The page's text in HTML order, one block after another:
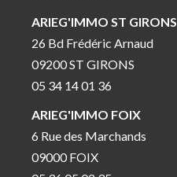
ARIEG'IMMO ST GIRONS
26 Bd Frédéric Arnaud
09200 ST GIRONS
05 34 14 01 36
ARIEG'IMMO FOIX
6 Rue des Marchands
09000 FOIX